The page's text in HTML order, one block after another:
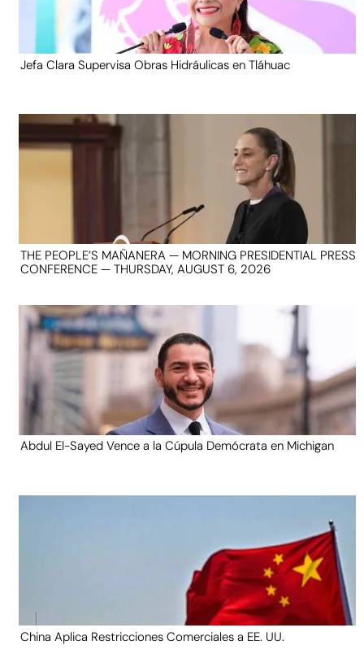
Jefa Clara Supervisa Obras Hidráulicas en Tláhuac
THE PEOPLE’S MAÑANERA — MORNING PRESIDENTIAL PRESS
CONFERENCE — THURSDAY, AUGUST 6, 2026
Abdul El-Sayed Vence a la Cúpula Demócrata en Michigan
China Aplica Restricciones Comerciales a EE. UU.